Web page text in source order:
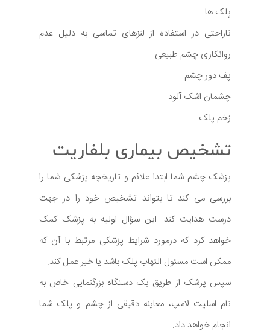
پلک ها
ناراحتی در استفاده از لنزهای تماسی به دلیل عدم
روانکاری چشم طبیعی
پف دور چشم
چشمان اشک آلود
زخم پلک
تشخیص بیماری بلفاریت
پزشک چشم شما ابتدا علائم و تاریخچه پزشکی شما را
بررسی می کند تا بتواند تشخیص خود را در جهت
درست هدایت کند. این سؤال اولیه به پزشک کمک
خواهد کرد که درمورد شرایط پزشکی مرتبط با آن که
ممکن است مسئول التهاب پلک باشد یا خیر عمل کند.
سپس پزشک از طریق یک دستگاه بزرگنمایی خاص به
نام اسلیت لامپ، معاینه دقیقی از چشم و پلک شما
انجام خواهد داد.